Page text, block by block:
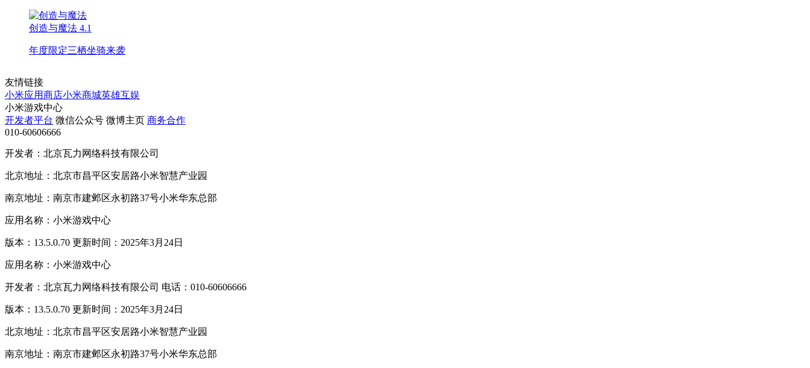
创造与魔法 4.1
年度限定三栖坐骑来袭
友情链接
小米应用商店小米商城英雄互娱
小米游戏中心
开发者平台 微信公众号 微博主页 商务合作
010-60606666
开发者：北京瓦力网络科技有限公司
北京地址：北京市昌平区安居路小米智慧产业园
南京地址：南京市建邺区永初路37号小米华东总部
应用名称：小米游戏中心
版本：13.5.0.70 更新时间：2025年3月24日
应用名称：小米游戏中心
开发者：北京瓦力网络科技有限公司 电话：010-60606666
版本：13.5.0.70 更新时间：2025年3月24日
北京地址：北京市昌平区安居路小米智慧产业园
南京地址：南京市建邺区永初路37号小米华东总部